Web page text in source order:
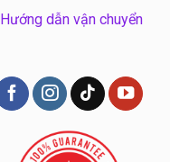
Hướng dẫn vận chuyển